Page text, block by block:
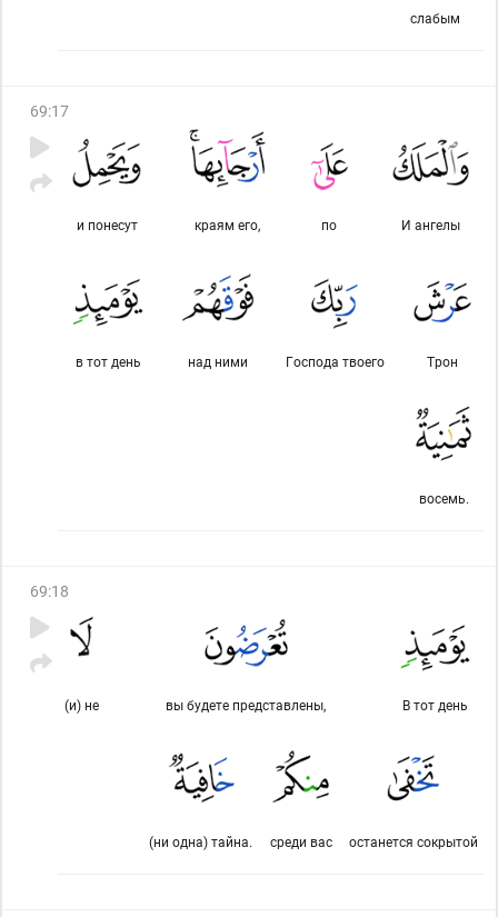
слабым
69:17
И ангелы
по
краям его,
и понесут
Трон
Господа твоего
над ними
в тот день
восемь.
69:18
В тот день
вы будете представлены,
(и) не
останется сокрытой
среди вас
(ни одна) тайна.